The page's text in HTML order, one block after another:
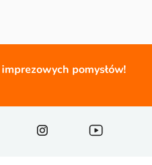
pomysłów!